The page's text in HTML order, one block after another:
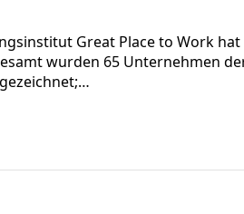
Great Place to Work
wurden 65 Unternehmen